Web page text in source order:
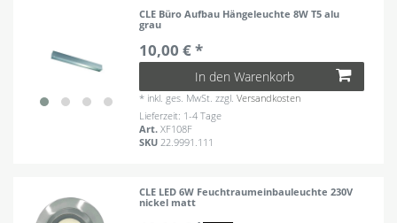
CLE Büro Aufbau Hängeleuchte 8W T5 alu
grau
10,00 € *
In den Warenkorb
* inkl. ges. MwSt. zzgl.Versandkosten
Lieferzeit: 1-4 Tage
Art.XF108F
SKU22.9991.111
CLE LED 6W Feuchtraumeinbauleuchte 230V
nickel matt